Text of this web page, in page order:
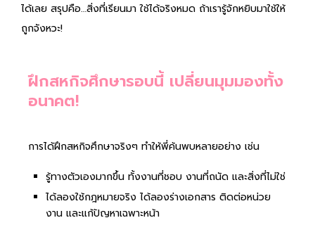
ได้เลย สรุปคือ…สิ่งที่เรียนมา ใช้ได้จริงหมด ถ้าเรารู้จักหยิบมาใช้ให้
ถูกจังหวะ!
ฝึกสหกิจศึกษารอบนี้ เปลี่ยนมุมมองทั้ง
อนาคต!
การได้ฝึกสหกิจศึกษาจริงๆ ทำให้พี่ค้นพบหลายอย่าง เช่น
รู้ทางตัวเองมากขึ้น ทั้งงานที่ชอบ งานที่ถนัด และสิ่งที่ไม่ใช่
ได้ลองใช้กฎหมายจริง ได้ลองร่างเอกสาร ติดต่อหน่วย
งาน และแก้ปัญหาเฉพาะหน้า